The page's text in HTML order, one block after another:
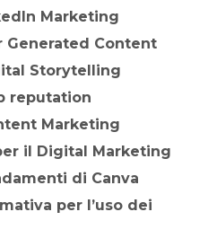
Marketing
Generated Content
Storytelling
reputation
Marketing
il Digital Marketing
di Canva
per l’uso dei